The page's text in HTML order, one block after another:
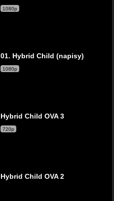
1080p
01. Hybrid Child (napisy)
1080p
Hybrid Child OVA 3
720p
Hybrid Child OVA 2